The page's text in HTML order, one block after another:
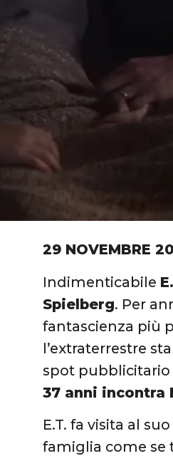
29 NOVEMBRE
Indimenticabile
Spielberg. Per
fantascienza più
l’extraterrestre
spot pubblicitario
37 anni incontra
E.T. fa visita al
famiglia come se